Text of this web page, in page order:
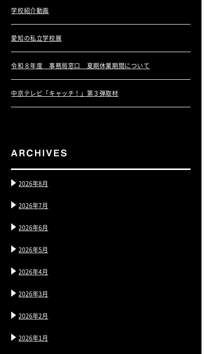
学校紹介動画
愛知の私立学校展
令和８年度 事務局窓口 夏期休業期間について
中京テレビ「キャッチ！」第３弾取材
2026年8月
2026年7月
2026年6月
2026年5月
2026年4月
2026年3月
2026年2月
2026年1月